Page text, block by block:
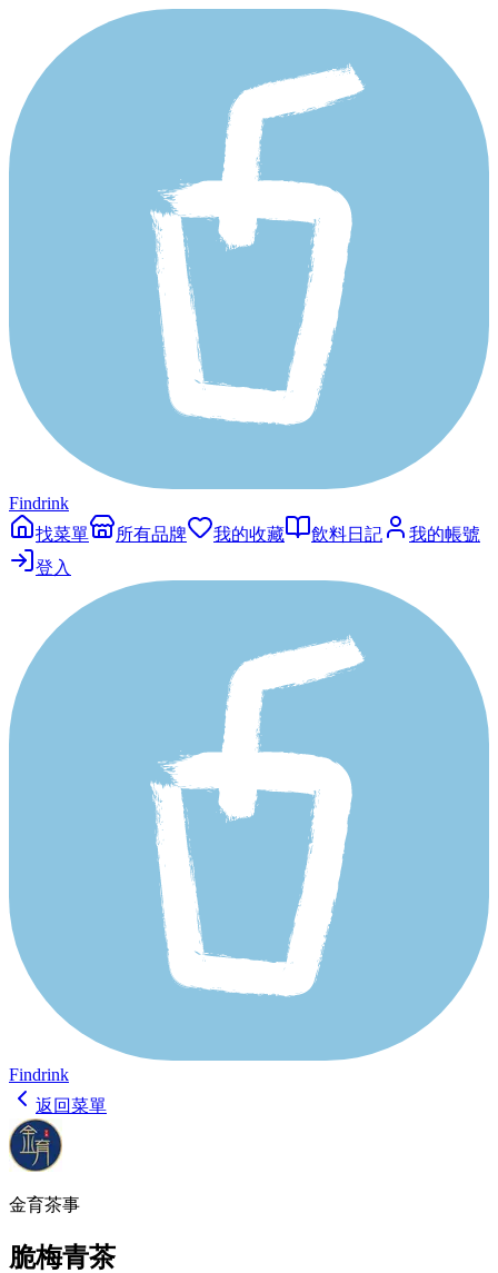
Findrink
找菜單
所有品牌 我的收藏 飲料日記
我的帳號
登入
Findrink
返回菜單
金育茶事
脆梅青茶